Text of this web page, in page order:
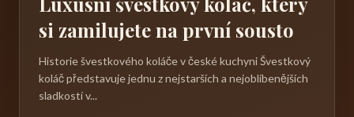
si zamilujete na první sousto
Historie švestkového koláče v české kuchyni Švestkový
koláč představuje jednu z nejstarších a nejoblíbenějších
sladkostí v...